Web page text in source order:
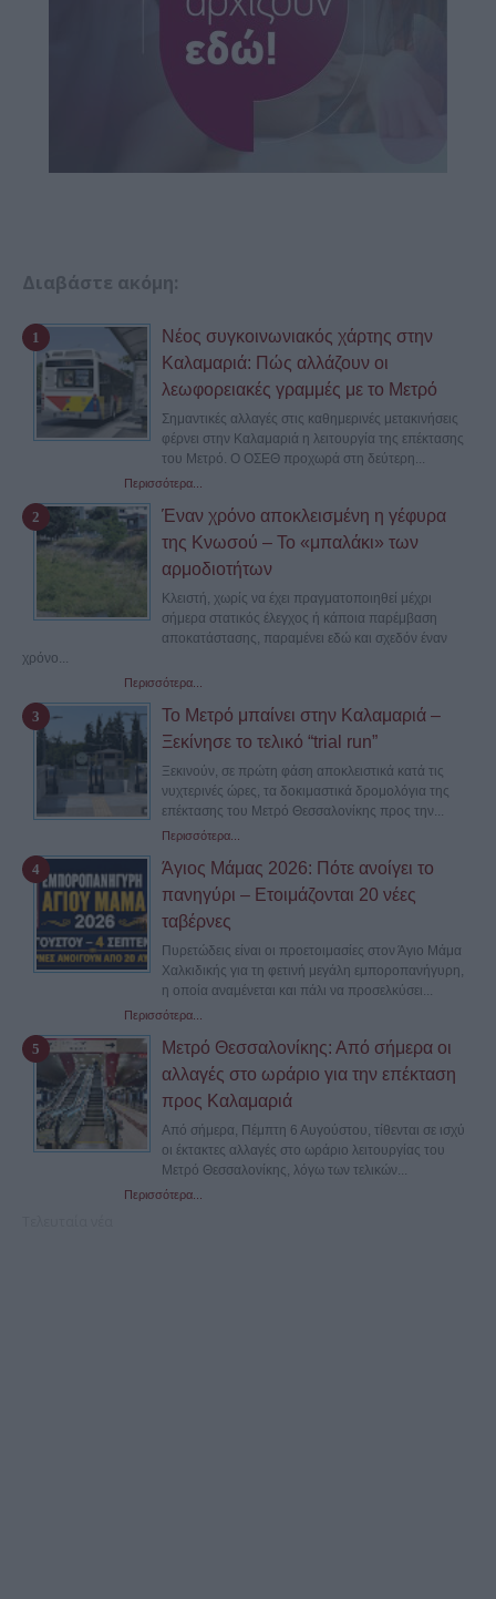
Διαβάστε ακόμη:
Νέος συγκοινωνιακός χάρτης στην
Καλαμαριά: Πώς αλλάζουν οι
λεωφορειακές γραμμές με το Μετρό
Σημαντικές αλλαγές στις καθημερινές μετακινήσεις
φέρνει στην Καλαμαριά η λειτουργία της επέκτασης
του Μετρό. Ο ΟΣΕΘ προχωρά στη δεύτερη...
Περισσότερα...
Έναν χρόνο αποκλεισμένη η γέφυρα
της Κνωσού – Το «μπαλάκι» των
αρμοδιοτήτων
Κλειστή, χωρίς να έχει πραγματοποιηθεί μέχρι
σήμερα στατικός έλεγχος ή κάποια παρέμβαση
αποκατάστασης, παραμένει εδώ και σχεδόν έναν
χρόνο...
Περισσότερα...
Το Μετρό μπαίνει στην Καλαμαριά –
Ξεκίνησε το τελικό “trial run”
Ξεκινούν, σε πρώτη φάση αποκλειστικά κατά τις
νυχτερινές ώρες, τα δοκιμαστικά δρομολόγια της
επέκτασης του Μετρό Θεσσαλονίκης προς την...
Περισσότερα...
Άγιος Μάμας 2026: Πότε ανοίγει το
πανηγύρι – Ετοιμάζονται 20 νέες
ταβέρνες
Πυρετώδεις είναι οι προετοιμασίες στον Άγιο Μάμα
Χαλκιδικής για τη φετινή μεγάλη εμποροπανήγυρη,
η οποία αναμένεται και πάλι να προσελκύσει...
Περισσότερα...
Μετρό Θεσσαλονίκης: Από σήμερα οι
αλλαγές στο ωράριο για την επέκταση
προς Καλαμαριά
Από σήμερα, Πέμπτη 6 Αυγούστου, τίθενται σε ισχύ
οι έκτακτες αλλαγές στο ωράριο λειτουργίας του
Μετρό Θεσσαλονίκης, λόγω των τελικών...
Περισσότερα...